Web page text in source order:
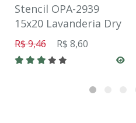
Stencil OPA-2939
15x20 Lavanderia Dry
R$ 9,46 R$ 8,60